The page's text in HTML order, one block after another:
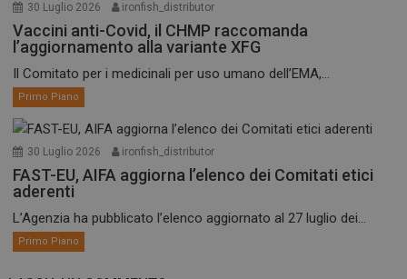
30 Luglio 2026 ironfish_distributor
Vaccini anti-Covid, il CHMP raccomanda
l’aggiornamento alla variante XFG
Il Comitato per i medicinali per uso umano dell’EMA,...
Primo Piano
30 Luglio 2026 ironfish_distributor
FAST-EU, AIFA aggiorna l’elenco dei Comitati etici
aderenti
L’Agenzia ha pubblicato l’elenco aggiornato al 27 luglio dei...
Primo Piano